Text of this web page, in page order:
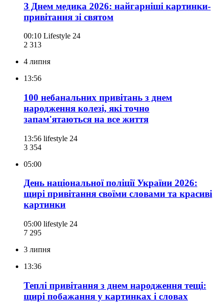
З Днем медика 2026: найгарніші картинки-
привітання зі святом
00:10 Lifestyle 24
2 313
4 липня
13:56
100 небанальних привітань з днем
народження колезі, які точно
запам'ятаються на все життя
13:56 lifestyle 24
3 354
05:00
День національної поліції України 2026:
щирі привітання своїми словами та красиві
картинки
05:00 lifestyle 24
7 295
3 липня
13:36
Теплі привітання з днем народження тещі:
щирі побажання у картинках і словах